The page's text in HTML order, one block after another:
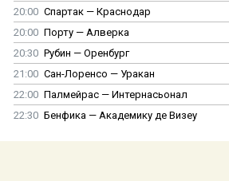
20:00 Спартак — Краснодар
20:00 Порту — Алверка
20:30 Рубин — Оренбург
21:00 Сан-Лоренсо — Уракан
22:00 Палмейрас — Интернасьонал
22:30 Бенфика — Академику де Визеу